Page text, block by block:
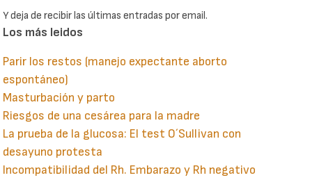
Y deja de recibir las últimas entradas por email.
Los más leidos
Parir los restos (manejo expectante aborto
espontáneo)
Masturbación y parto
Riesgos de una cesárea para la madre
La prueba de la glucosa: El test O´Sullivan con
desayuno protesta
Incompatibilidad del Rh. Embarazo y Rh negativo